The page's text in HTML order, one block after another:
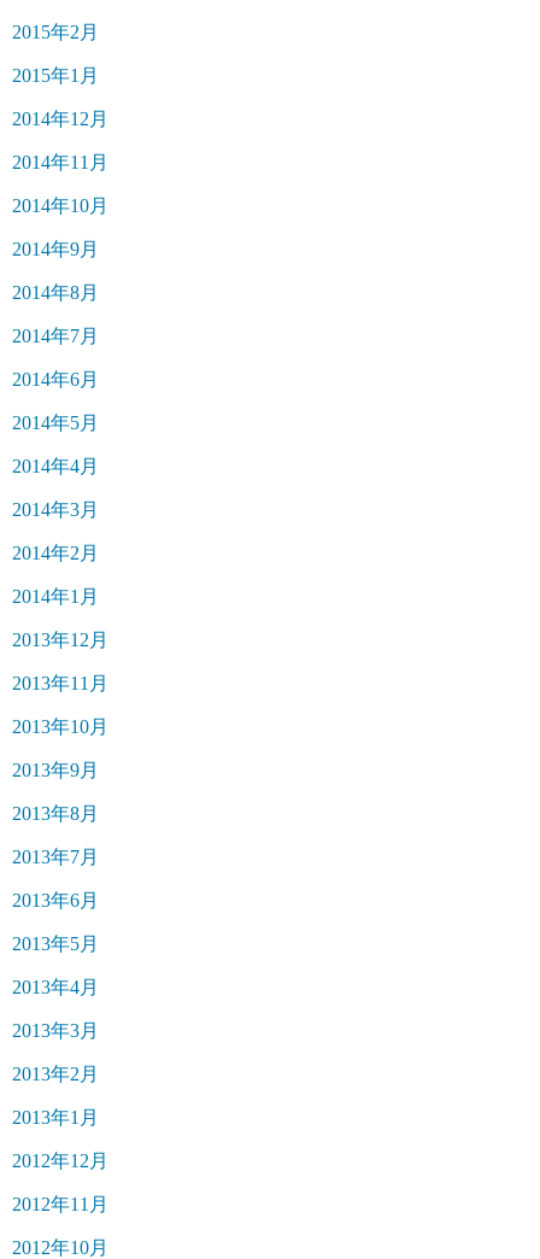
2015年2月
2015年1月
2014年12月
2014年11月
2014年10月
2014年9月
2014年8月
2014年7月
2014年6月
2014年5月
2014年4月
2014年3月
2014年2月
2014年1月
2013年12月
2013年11月
2013年10月
2013年9月
2013年8月
2013年7月
2013年6月
2013年5月
2013年4月
2013年3月
2013年2月
2013年1月
2012年12月
2012年11月
2012年10月